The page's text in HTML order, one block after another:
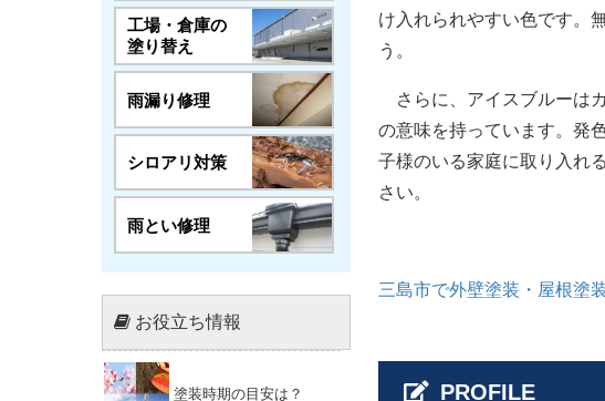
工場・倉庫の
塗り替え
雨漏り修理
シロアリ対策
雨とい修理
お役立ち情報
塗装時期の目安は？
け入れられやすい色です。
う。
さらに、アイスブルーは
の意味を持っています。発
子様のいる家庭に取り入れ
さい。
三島市で外壁塗装・屋根塗
PROFILE